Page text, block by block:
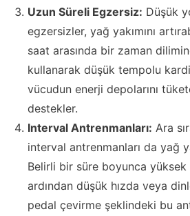
Uzun Süreli Egzersiz: Düşük
egzersizler, yağ yakımını
saat arasında bir zaman
kullanarak düşük tempolu
vücudun enerji depolarını
destekler.
Interval Antrenmanları: Ara
interval antrenmanları da yağ
Belirli bir süre boyunca yüksek
ardından düşük hızda veya
pedal çevirme şeklindeki bu